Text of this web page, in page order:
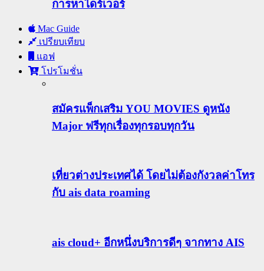
การหาไดร์เวอร์
Mac Guide
เปรียบเทียบ
แอฟ
โปรโมชั่น
สมัครแพ็กเสริม YOU MOVIES ดูหนัง
Major ฟรีทุกเรื่องทุกรอบทุกวัน
เที่ยวต่างประเทศได้ โดยไม่ต้องกังวลค่าโทร
กับ ais data roaming
ais cloud+ อีกหนึ่งบริการดีๆ จากทาง AIS